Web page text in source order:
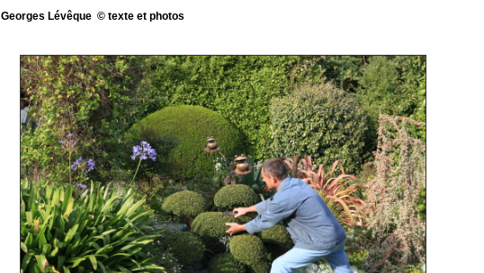
Georges Lévêque © texte et photos